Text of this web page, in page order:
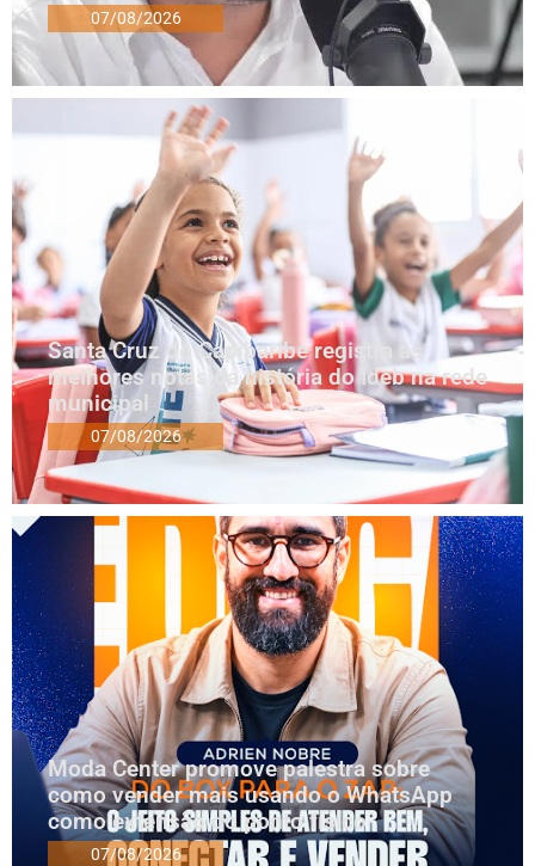
07/08/2026
Santa Cruz do Capibaribe registra as
melhores notas da história do Ideb na rede
municipal
07/08/2026
Moda Center promove palestra sobre
como vender mais usando o WhatsApp
como extensão do ponto físico
07/08/2026